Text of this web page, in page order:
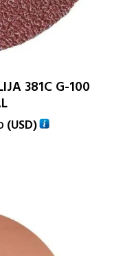
381C G-100
(USD)